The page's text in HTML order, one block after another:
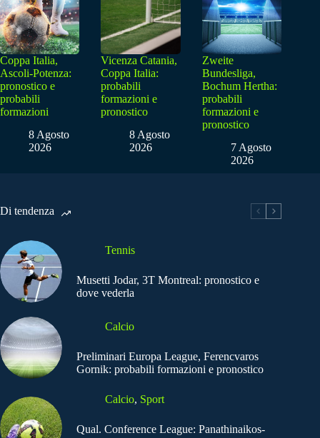
Coppa Italia,
Ascoli-Potenza:
pronostico e
probabili
formazioni
8 Agosto
2026
Vicenza Catania,
Coppa Italia:
probabili
formazioni e
pronostico
8 Agosto
2026
Zweite
Bundesliga,
Bochum Hertha:
probabili
formazioni e
pronostico
7 Agosto
2026
Di tendenza
Tennis
Musetti Jodar, 3T Montreal: pronostico e
dove vederla
Calcio
Preliminari Europa League, Ferencvaros
Gornik: probabili formazioni e pronostico
Calcio, Sport
Qual. Conference League: Panathinaikos-